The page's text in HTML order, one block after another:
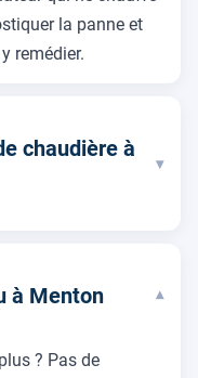
la panne et
remédier.
chaudière à
▾
à Menton ▾
? Pas de